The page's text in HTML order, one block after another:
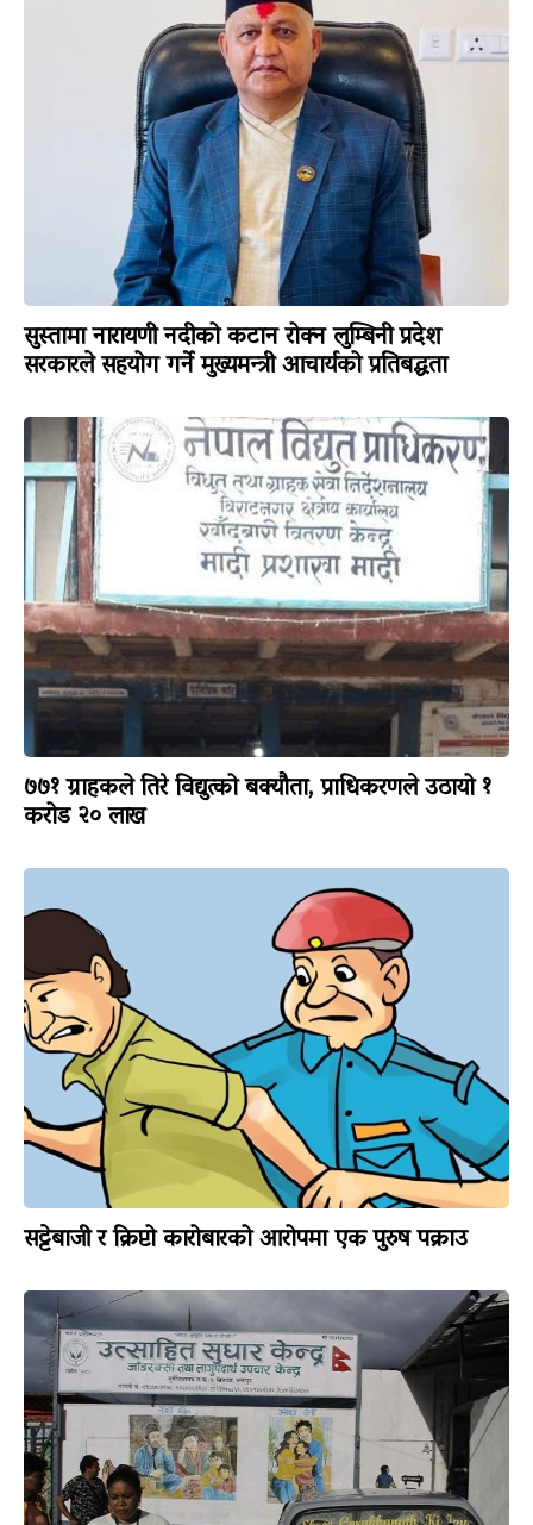
सुस्तामा नारायणी नदीको कटान रोक्न लुम्बिनी प्रदेश
सरकारले सहयोग गर्ने मुख्यमन्त्री आचार्यको प्रतिबद्धता
७७१ ग्राहकले तिरे विद्युत्को बक्यौता, प्राधिकरणले उठायो १
करोड २० लाख
सट्टेबाजी र क्रिप्टो कारोबारको आरोपमा एक पुरुष पक्राउ